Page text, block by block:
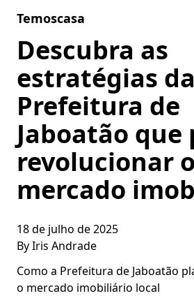
Temoscasa
Descubra as
estratégias da
Prefeitura de
Jaboatão que
revolucionar o
mercado
18 de julho de 2025
ByIris Andrade
Como a Prefeitura de Jaboatão
o mercado imobiliário local